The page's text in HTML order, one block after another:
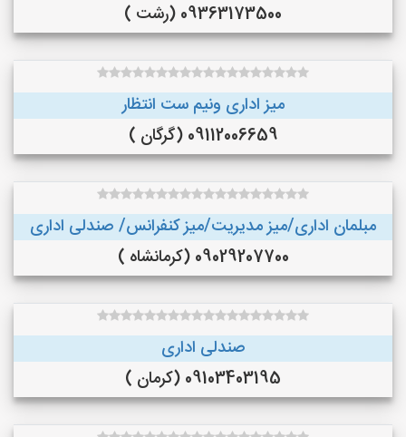
09363173500 (رشت )
میز اداری ونیم ست انتظار
09112006659 (گرگان )
مبلمان اداری/میز مدیریت/میز کنفرانس/ صندلی اداری
09029207700 (کرمانشاه )
صندلی اداری
09103403195 (کرمان )